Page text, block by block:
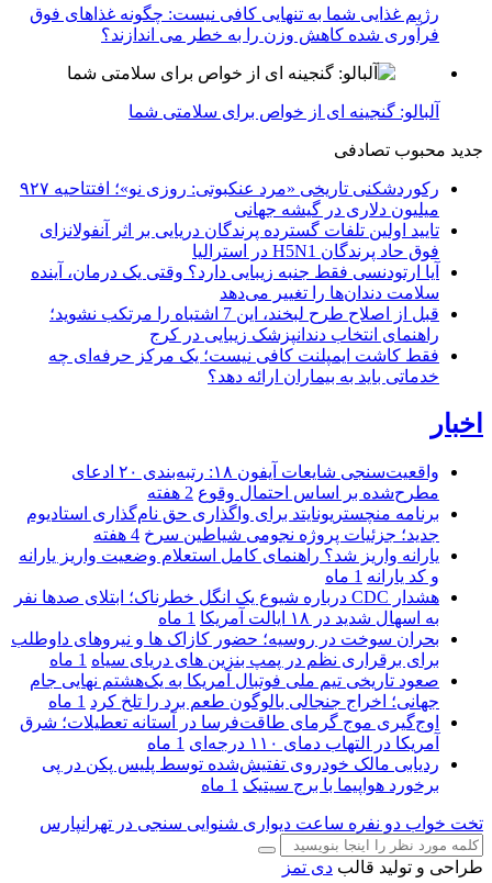
رژیم غذایی شما به تنهایی کافی نیست: چگونه غذاهای فوق
فرآوری شده کاهش وزن را به خطر می اندازند؟
آلبالو: گنجینه ای از خواص برای سلامتی شما
جدید محبوب تصادفی
رکوردشکنی تاریخی «مرد عنکبوتی: روزی نو»؛ افتتاحیه ۹۲۷
میلیون دلاری در گیشه جهانی
تایید اولین تلفات گسترده پرندگان دریایی بر اثر آنفولانزای
فوق حاد پرندگان H5N1 در استرالیا
آیا ارتودنسی فقط جنبه زیبایی دارد؟ وقتی یک درمان، آینده
سلامت دندان‌ها را تغییر می‌دهد
قبل از اصلاح طرح لبخند، این 7 اشتباه را مرتکب نشوید؛
راهنمای انتخاب دندانپزشک زیبایی در کرج
فقط کاشت ایمپلنت کافی نیست؛ یک مرکز حرفه‌ای چه
خدماتی باید به بیماران ارائه دهد؟
اخبار
واقعیت‌سنجی شایعات آیفون ۱۸: رتبه‌بندی ۲۰ ادعای
مطرح‌شده بر اساس احتمال وقوع 2 هفته
برنامه منچستریونایتد برای واگذاری حق نام‌گذاری استادیوم
جدید؛ جزئیات پروژه نجومی شیاطین سرخ 4 هفته
یارانه واریز شد؟ راهنمای کامل استعلام وضعیت واریز یارانه
و کد یارانه 1 ماه
هشدار CDC درباره شیوع یک انگل خطرناک؛ ابتلای صدها نفر
به اسهال شدید در ۱۸ ایالت آمریکا
1 ماه
بحران سوخت در روسیه؛ حضور کازاک‌ ها و نیروهای داوطلب
برای برقراری نظم در پمپ بنزین‌ های دریای سیاه 1 ماه
صعود تاریخی تیم ملی فوتبال آمریکا به یک‌هشتم نهایی جام
جهانی؛ اخراج جنجالی بالوگون طعم برد را تلخ کرد 1 ماه
اوج‌گیری موج گرمای طاقت‌فرسا در آستانه تعطیلات؛ شرق
آمریکا در التهاب دمای ۱۱۰ درجه‌ای
1 ماه
ردیابی مالک خودروی تفتیش‌شده توسط پلیس پکن در پی
برخورد هواپیما با برج سیتیک 1 ماه
تخت خواب دو نفره ساعت دیواری شنوایی سنجی در تهرانپارس
طراحی و تولید قالب دی تمز